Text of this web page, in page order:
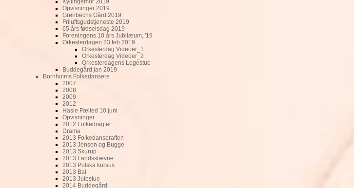
Kyllingemor 2019
Opvisninger 2019
Grønbechs Gård 2019
Friluftsgudstjeneste 2019
65 års fødselsdag 2019
Foreningens 10 års Jubilæum, '19
Orkesterdagen 23 feb 2019
Orkesterdag Videoer_1
Orkesterdag Videoer_2
Orkesterdagens Legestue
Buddegård jan 2019
Bornholms Folkedansere
2007
2008
2009
2012
Hasle Fælled 10.juni
Opvisninger
2012 Folkedragter
Drama
2013 Folkedanseraften
2013 Jensen og Bugge
2013 Skurup
2013 Landsstævne
2013 Polska kursus
2013 Bal
2013 Julestue
2014 Buddegård